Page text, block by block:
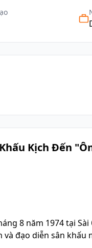
Kịch Đến
8 năm 1974 tại
đạo diễn sân